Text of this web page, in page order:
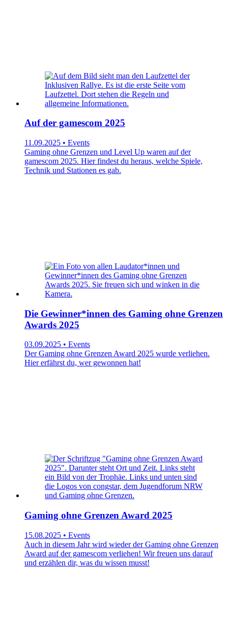
Auf der gamescom 2025
11.09.2025 • Events
Gaming ohne Grenzen und Level Up waren auf der
gamescom 2025. Hier findest du heraus, welche Spiele,
Technik und Stationen es gab.
Die Gewinner*innen des Gaming ohne Grenzen
Awards 2025
03.09.2025 • Events
Der Gaming ohne Grenzen Award 2025 wurde verliehen.
Hier erfährst du, wer gewonnen hat!
Gaming ohne Grenzen Award 2025
15.08.2025 • Events
Auch in diesem Jahr wird wieder der Gaming ohne Grenzen
Award auf der gamescom verliehen! Wir freuen uns darauf
und erzählen dir, was du wissen musst!